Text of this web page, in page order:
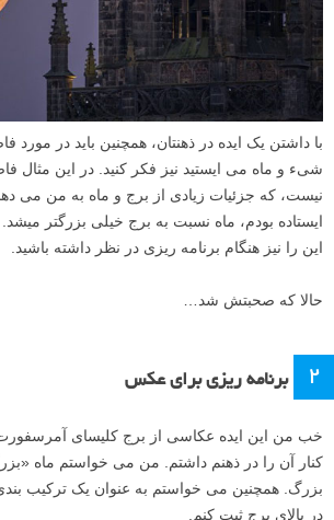
با داشتن یک ایده در ذهنتان، همچنین باید در
شیء و ماه می ایستید نیز فکر کنید. در این مثال
نیست، که جزئیات زیادی از برج و ماه به من می
ایستاده بودم، ماه نسبت به برج خیلی بزرگتر
این را نیز هنگام برنامه ریزی در نظر داشته باشید.
حالا که صحبتش شد…
۲ برنامه ریزی برای عکس
خب من این ایده عکاسی از برج کلیسای
کنار آن را در ذهنم داشتم. من می خواستم ماه
بزرگ. همچنین می خواستم به عنوان یک ترکیب
در بالای برج ثبت کنم.